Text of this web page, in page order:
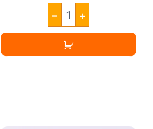
–
Chill
Pill
Blueberry
Truly
10ml
+